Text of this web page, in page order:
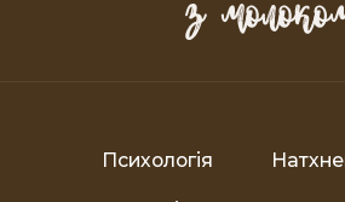
Психологія